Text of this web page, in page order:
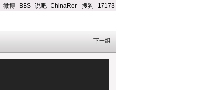
-微博- BBS-说吧-ChinaRen -搜狗 - 17173
下一组